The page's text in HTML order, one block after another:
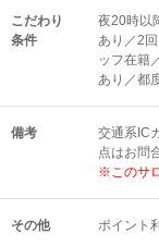
こだわり
条件
夜20時以
あり／2
ッフ在籍
あり／都
備考
交通系IC
点はお問
※このサ
その他 ポイント